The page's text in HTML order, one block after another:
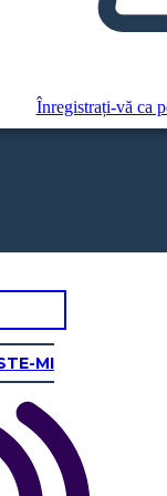
Înregistrați-vă ca
MI